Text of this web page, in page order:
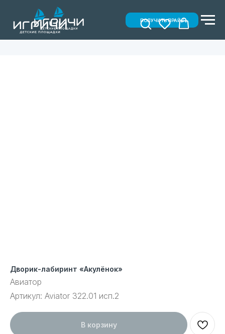
ПОЛУЧИТЬ ПРАЙС
Дворик-лабиринт «Акулёнок»
Авиатор
Артикул: Aviator 322.01 исп.2
В корзину